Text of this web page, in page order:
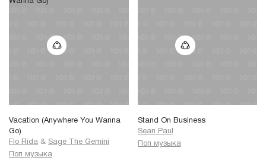
Vacation (Anywhere You Wanna
Go)
Flo Rida & Sage The Gemini
Поп музыка
Stand On Business
Sean Paul
Поп музыка